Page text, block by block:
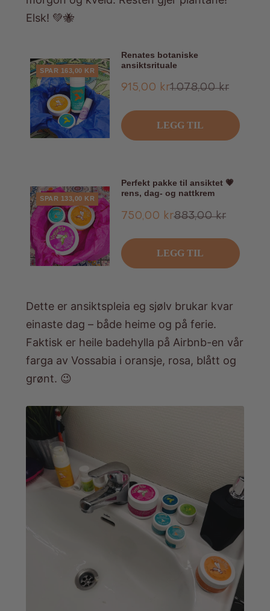
Elsk! 💚🐝
SPAR 163,00 KR
Renates botaniske
ansiktsrituale
Tilbud
915,00 krOrdinær
1.078,00 kr
LEGG TIL
SPAR 133,00 KR
Perfekt pakke til ansiktet 💗
rens, dag- og nattkrem
Tilbud
750,00 krOrdinær
883,00 kr
LEGG TIL
Dette er ansiktspleia eg sjølv brukar kvar
einaste dag – både heime og på ferie.
Faktisk er heile badehylla på Airbnb-en vår
farga av Vossabia i oransje, rosa, blått og
grønt. 😉